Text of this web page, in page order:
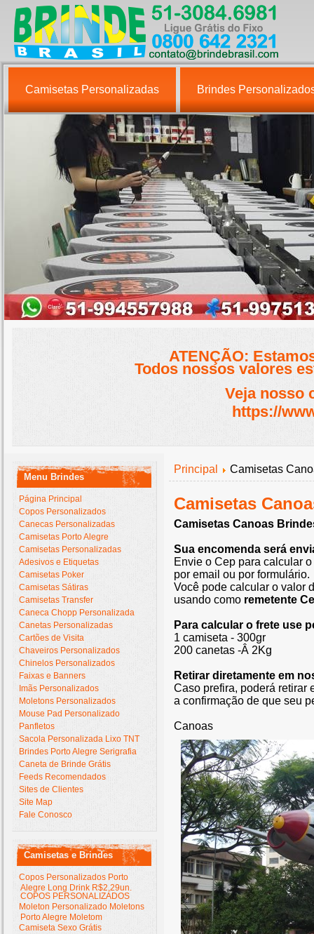
Camisetas Personalizadas Brindes
ATENÇÃO:
Todos nossos valores
Veja nosso
https://
Menu Brindes
Página Principal
Copos Personalizados
Canecas Personalizadas
Camisetas Porto Alegre
Camisetas Personalizadas
Adesivos e Etiquetas
Camisetas Poker
Camisetas Sátiras
Camisetas Transfer
Caneca Chopp Personalizada
Canetas Personalizadas
Cartões de Visita
Chaveiros Personalizados
Chinelos Personalizados
Faixas e Banners
Imãs Personalizados
Moletons Personalizados
Mouse Pad Personalizado
Panfletos
Sacola Personalizada Lixo TNT
Brindes Porto Alegre Serigrafia
Caneta de Brinde Grátis
Feeds Recomendados
Sites de Clientes
Site Map
Fale Conosco
Camisetas e Brindes
Copos Personalizados Porto
Alegre Long Drink R$2,29un.
COPOS PERSONALIZADOS
Moleton Personalizado Moletons
Porto Alegre Moletom
Camiseta Sexo Grátis
Principal Camisetas
Camisetas
Camisetas Canoas
Sua encomenda será
Envie o Cep para calcular
por email ou por formulário.
Você pode calcular o valor
usando como remetente
Para calcular o frete use
1 camiseta - 300gr
200 canetas -Â 2Kg
Retirar diretamente em
Caso prefira, poderá retirar
a confirmação de que seu
Canoas